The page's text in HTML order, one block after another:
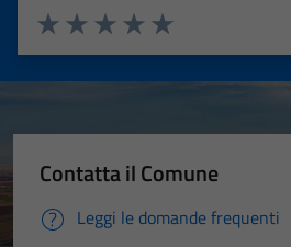
Valuta 5 stelle su 5
Valuta 4 stelle su 5
Valuta 3 stelle su 5
Valuta 2 stelle su 5
Valuta 1 stelle su 5
Contatta il Comune
Leggi le domande frequenti